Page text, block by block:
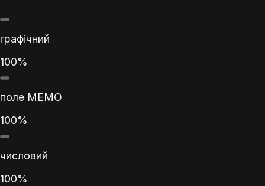
графічний
100%
поле МЕМО
100%
числовий
100%